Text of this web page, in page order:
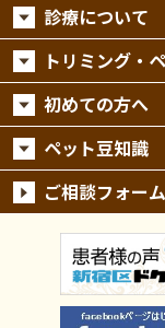
診療について
トリミング・
初めての方へ
ペット豆知識
ご相談フォーム